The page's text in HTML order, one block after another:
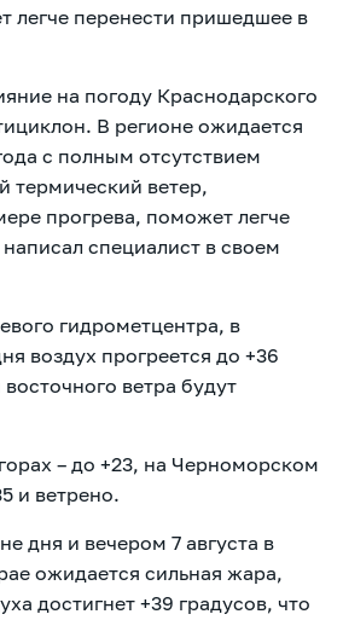
легче перенести пришедшее в
на погоду Краснодарского
В регионе ожидается
с полным отсутствием
термический ветер,
прогрева, поможет легче
специалист в своем
гидрометцентра, в
воздух прогреется до +36
ветра будут
– до +23, на Черноморском
и ветрено.
дня и вечером 7 августа в
ожидается сильная жара,
достигнет +39 градусов, что